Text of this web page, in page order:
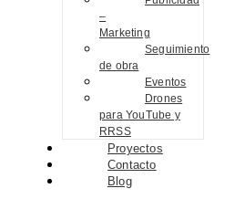
–
Marketing
Seguimiento
de obra
Eventos
Drones
para YouTube y
RRSS
Proyectos
Contacto
Blog